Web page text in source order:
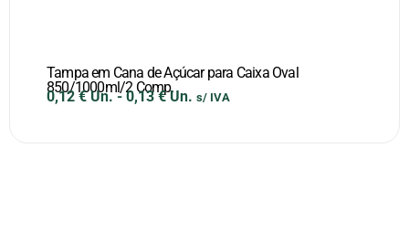
Tampa em Cana de Açúcar para Caixa Oval
850/1000ml/2 Comp.
0,12 € Un.- 0,13€ Un. s/ IVA